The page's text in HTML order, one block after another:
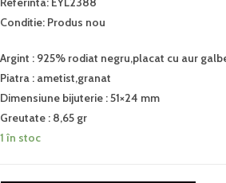
Conditie: Produs nou
Argint : 925% rodiat negru,placat cu aur
Piatra : ametist,granat
Dimensiune bijuterie : 51×24 mm
Greutate : 8,65 gr
1 în stoc